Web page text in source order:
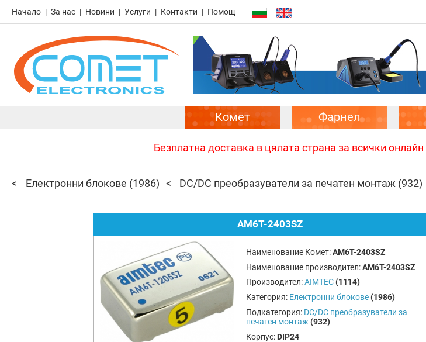
Начало За нас Новини Услуги Контакти Помощ
Комет Фарнел
Безплатна доставка в цялата страна за всички
Електронни блокове (1986) DC/DC преобразуватели за печатен монтаж (932)
AM6T-2403SZ
Наименование Комет:AM6T-2403SZ
Наименование производител:AM6T-2403SZ
Производител:AIMTEC (1114)
Категория: Електронни блокове (1986)
Подкатегория: DC/DC преобразуватели за
печатен монтаж (932)
Корпус: DIP24